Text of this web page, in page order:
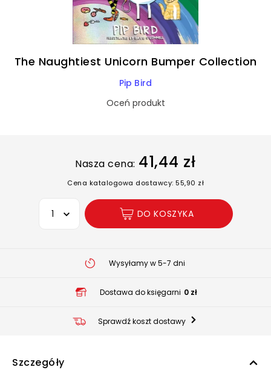
The Naughtiest Unicorn Bumper Collection
Pip Bird
Oceń produkt
Nasza cena: 41,44 zł
Cena katalogowa dostawcy: 55,90 zł
Wybierz opcję
DO KOSZYKA
Wysyłamy w 5-7 dni
Dostawa do księgarni 0 zł
Sprawdź koszt dostawy
Szczegóły